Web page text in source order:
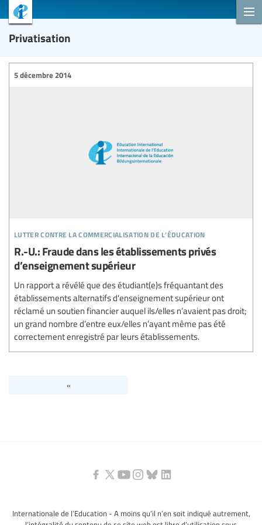
Privatisation
lutter contre la commercialisation de l’éducation
5 décembre 2014
R.-U.: Fraude dans les établissements privés
d’enseignement supérieur
Un rapport a révélé que des étudiant(e)s fréquantant des
établissements alternatifs d'enseignement supérieur ont
réclamé un soutien financier auquel ils/elles n’avaient pas droit;
un grand nombre d’entre eux/elles n’ayant même pas été
correctement enregistré par leurs établissements.
«
Internationale de l’Education - A moins qu’il n’en soit indiqué autrement,